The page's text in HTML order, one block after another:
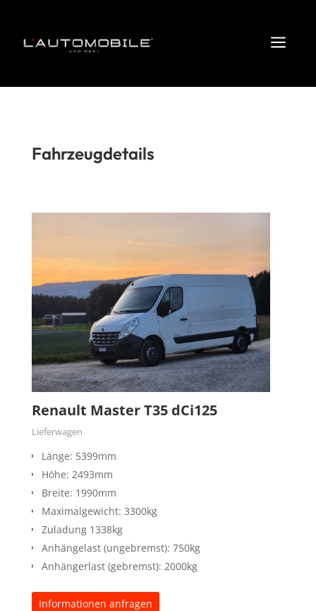
a
Fahrzeugdetails
Renault Master T35 dCi125
Lieferwagen
Länge: 5399mm
Höhe: 2493mm
Breite: 1990mm
Maximalgewicht: 3300kg
Zuladung 1338kg
Anhängelast (ungebremst): 750kg
Anhängerlast (gebremst): 2000kg
Informationen anfragen